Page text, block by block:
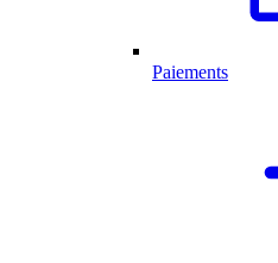
Paiements